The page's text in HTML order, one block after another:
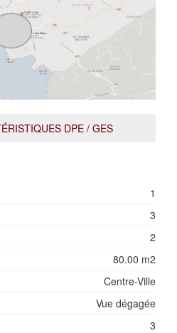
DPE / GES
1
3
2
80.00 m2
Centre-Ville
Vue dégagée
3